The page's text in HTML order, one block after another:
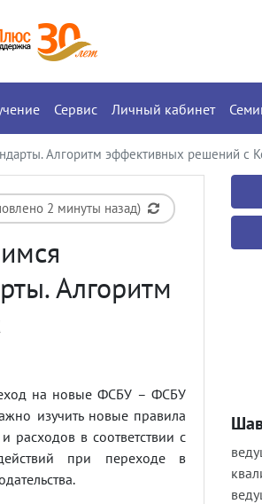
Сервис Личный кабинет
Алгоритм эффективных решений с
2 минуты назад)
Алгоритм
на новые ФСБУ – ФСБУ
изучить новые правила
расходов в соответствии с
при переходе в